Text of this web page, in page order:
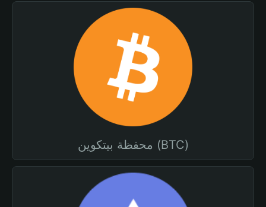
محفظة بيتكوين (BTC)